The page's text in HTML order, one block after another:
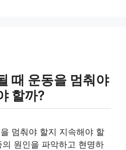
때 운동을 멈춰야
할까?
멈춰야 할지 지속해야 할
원인을 파악하고 현명하